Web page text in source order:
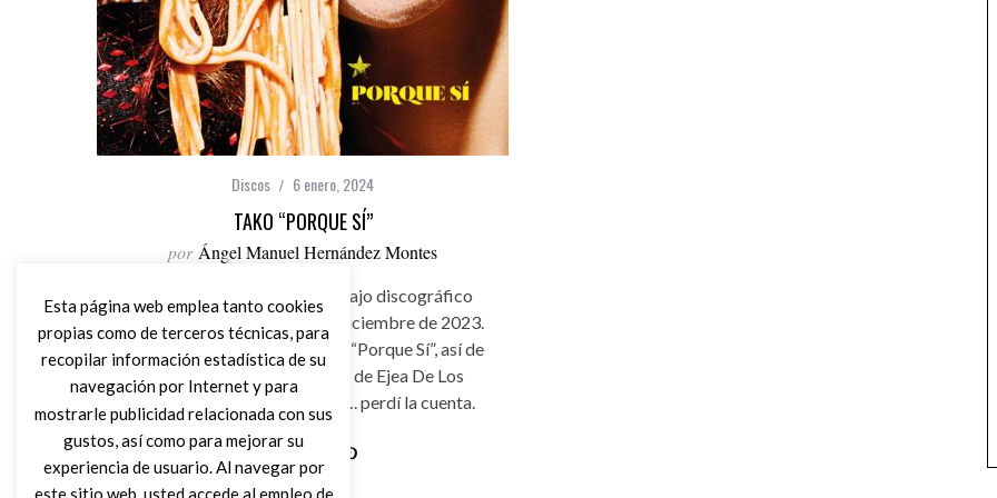
Discos 6 enero, 2024
TAKO “PORQUE SÍ”
por Ángel Manuel Hernández Montes
Tako regresa con nuevo trabajo discográfico
que vio la luz a mediados de Diciembre de 2023.
Declaración de intenciones en “Porque Sí”, así de
contundentes presentan los de Ejea De Los
Caballeros su disco número…. perdí la cuenta.
Leer Más
Esta página web emplea tanto cookies
propias como de terceros técnicas, para
recopilar información estadística de su
navegación por Internet y para
mostrarle publicidad relacionada con sus
gustos, así como para mejorar su
experiencia de usuario. Al navegar por
este sitio web, usted accede al empleo de